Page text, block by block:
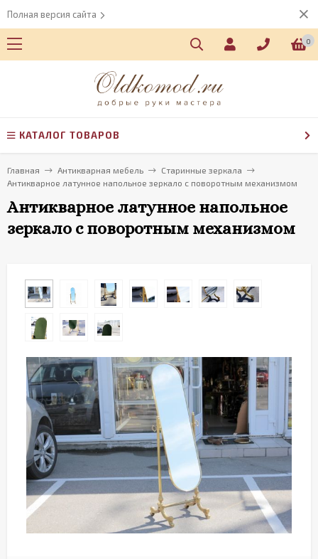
Полная версия сайта
0
КАТАЛОГ ТОВАРОВ
Главная Антикварная мебель
Старинные зеркала
Антикварное латунное напольное зеркало с поворотным механизмом
Антикварное латунное напольное
зеркало с поворотным механизмом